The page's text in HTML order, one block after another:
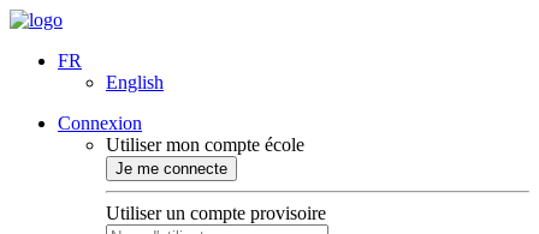
FR
English
Connexion
Utiliser mon compte école
Je me connecte
Utiliser un compte provisoire